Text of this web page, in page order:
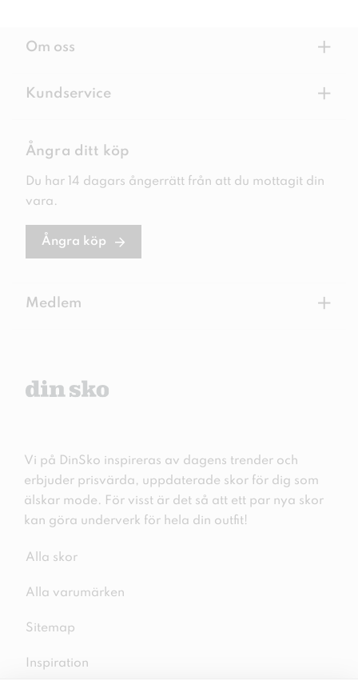
Om oss +
Kundservice +
Ångra ditt köp
Du har 14 dagars ångerrätt från att du mottagit din
vara.
Ångra köp
Medlem +
Vi på DinSko inspireras av dagens trender och
erbjuder prisvärda, uppdaterade skor för dig som
älskar mode. För visst är det så att ett par nya skor
kan göra underverk för hela din outfit!
Alla skor
Alla varumärken
Sitemap
Inspiration